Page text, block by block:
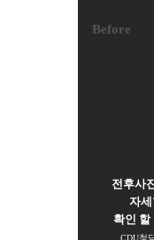
Before
전후사
자
확인 할
CDU청